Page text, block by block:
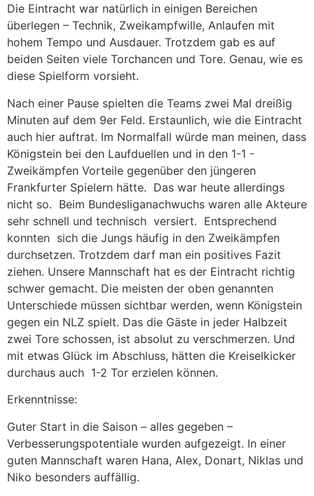
Die Eintracht war natürlich in einigen Bereichen
überlegen – Technik, Zweikampfwille, Anlaufen mit
hohem Tempo und Ausdauer. Trotzdem gab es auf
beiden Seiten viele Torchancen und Tore. Genau, wie es
diese Spielform vorsieht.
Nach einer Pause spielten die Teams zwei Mal dreißig
Minuten auf dem 9er Feld. Erstaunlich, wie die Eintracht
auch hier auftrat. Im Normalfall würde man meinen, dass
Königstein bei den Laufduellen und in den 1-1 -
Zweikämpfen Vorteile gegenüber den jüngeren
Frankfurter Spielern hätte. Das war heute allerdings
nicht so. Beim Bundesliganachwuchs waren alle Akteure
sehr schnell und technisch versiert. Entsprechend
konnten sich die Jungs häufig in den Zweikämpfen
durchsetzen. Trotzdem darf man ein positives Fazit
ziehen. Unsere Mannschaft hat es der Eintracht richtig
schwer gemacht. Die meisten der oben genannten
Unterschiede müssen sichtbar werden, wenn Königstein
gegen ein NLZ spielt. Das die Gäste in jeder Halbzeit
zwei Tore schossen, ist absolut zu verschmerzen. Und
mit etwas Glück im Abschluss, hätten die Kreiselkicker
durchaus auch 1-2 Tor erzielen können.
Erkenntnisse:
Guter Start in die Saison – alles gegeben –
Verbesserungspotentiale wurden aufgezeigt. In einer
guten Mannschaft waren Hana, Alex, Donart, Niklas und
Niko besonders auffällig.